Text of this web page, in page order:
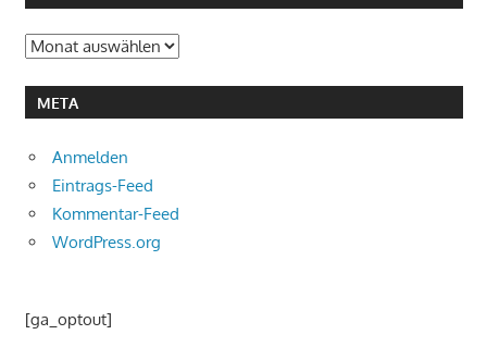
Archiv
META
Anmelden
Eintrags-Feed
Kommentar-Feed
WordPress.org
[ga_optout]